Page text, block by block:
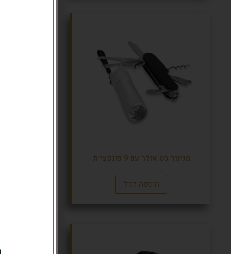
מגיוור סט אולר עם 9 פונקציות
הוספה לסל